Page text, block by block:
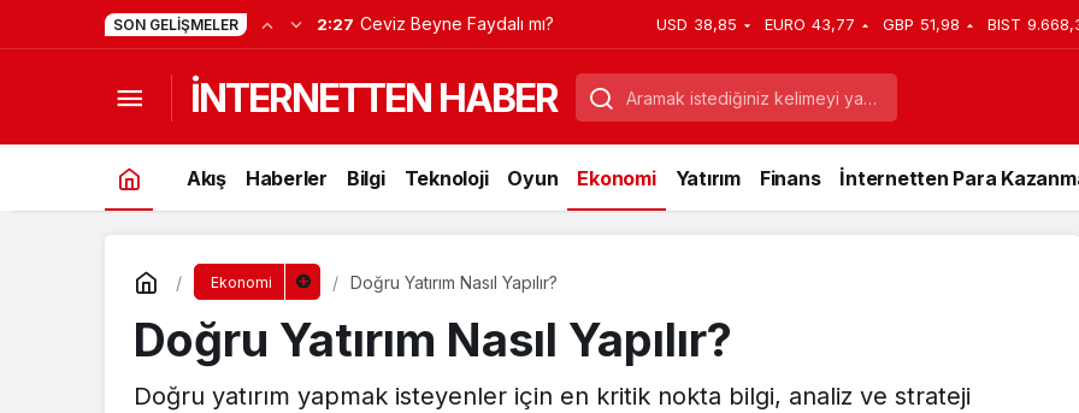
SON GELIŞMELER 2:27 Ceviz Beyne Faydalı mı? USD 38,85 EURO 43,77 GBP 51,98 BIST
İNTERNETTEN HABER
Akış Haberler Bilgi Teknoloji Oyun Ekonomi Yatırım Finans İnternetten Para
Ekonomi Doğru Yatırım Nasıl Yapılır?
Doğru Yatırım Nasıl Yapılır?
Doğru yatırım yapmak isteyenler için en kritik nokta bilgi, analiz ve strateji